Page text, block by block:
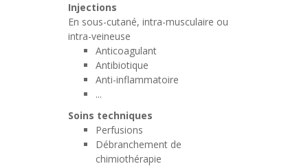
Injections
En sous-cutané, intra-musculaire ou
intra-veineuse
Anticoagulant
Antibiotique
Anti-inflammatoire
...
Soins techniques
Perfusions
Débranchement de
chimiothérapie